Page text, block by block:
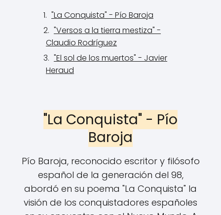
"La Conquista" - Pío Baroja
"Versos a la tierra mestiza" -
Claudio Rodríguez
"El sol de los muertos" - Javier
Heraud
"La Conquista" - Pío
Baroja
Pío Baroja, reconocido escritor y filósofo
español de la generación del 98,
abordó en su poema "La Conquista" la
visión de los conquistadores españoles